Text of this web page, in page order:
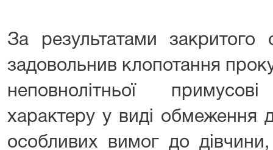
За результатами закритого
задовольнив клопотання
неповнолітньої
характеру у виді обмеження
особливих вимог до